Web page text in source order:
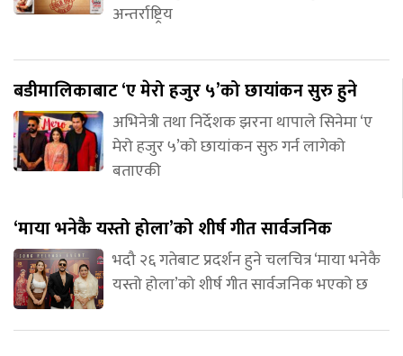
अन्तर्राष्ट्रिय
बडीमालिकाबाट ‘ए मेरो हजुर ५’को छायांकन सुरु हुने
अभिनेत्री तथा निर्देशक झरना थापाले सिनेमा ‘ए
मेरो हजुर ५’को छायांकन सुरु गर्न लागेको
बताएकी
‘माया भनेकै यस्तो होला’को शीर्ष गीत सार्वजनिक
भदौ २६ गतेबाट प्रदर्शन हुने चलचित्र ‘माया भनेकै
यस्तो होला’को शीर्ष गीत सार्वजनिक भएको छ